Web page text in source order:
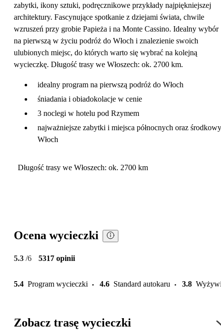
zabytki, ikony sztuki, podręcznikowe przykłady najpiękniejszej
architektury. Fascynujące spotkanie z dziejami świata, chwile
wzruszeń przy grobie Papieża i na Monte Cassino. Idealny wybór
na pierwszą w życiu podróż do Włoch i znalezienie swoich
ulubionych miejsc, do których warto się wybrać na kolejną
wycieczkę. Długość trasy we Włoszech: ok. 2700 km.
idealny program na pierwszą podróż do Włoch
śniadania i obiadokolacje w cenie
3 noclegi w hotelu pod Rzymem
najważniejsze zabytki i miejsca północnych oraz
Włoch
Długość trasy we Włoszech: ok. 2700 km
Ocena wycieczki
5.3 /6 5317 opinii
5.4 Program wycieczki 4.6 Standard autokaru 3.8
Zobacz trasę wycieczki